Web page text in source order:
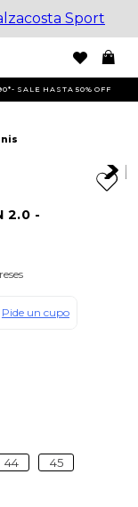
SALE HASTA 50% OFF
2.0 -
44
45